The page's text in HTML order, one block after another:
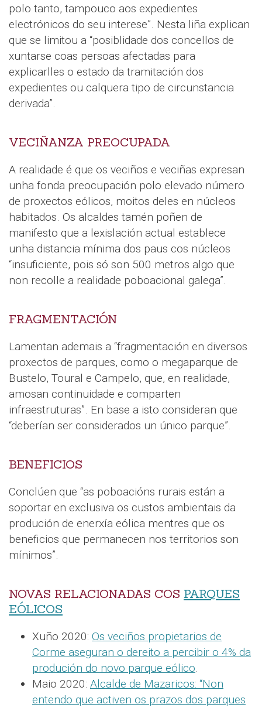
polo tanto, tampouco aos expedientes
electrónicos do seu interese”. Nesta liña explican
que se limitou a “posiblidade dos concellos de
xuntarse coas persoas afectadas para
explicarlles o estado da tramitación dos
expedientes ou calquera tipo de circunstancia
derivada”.
VECIÑANZA PREOCUPADA
A realidade é que os veciños e veciñas expresan
unha fonda preocupación polo elevado número
de proxectos eólicos, moitos deles en núcleos
habitados. Os alcaldes tamén poñen de
manifesto que a lexislación actual establece
unha distancia mínima dos paus cos núcleos
“insuficiente, pois só son 500 metros algo que
non recolle a realidade poboacional galega”.
FRAGMENTACIÓN
Lamentan ademais a “fragmentación en diversos
proxectos de parques, como o megaparque de
Bustelo, Toural e Campelo, que, en realidade,
amosan continuidade e comparten
infraestruturas”. En base a isto consideran que
“deberían ser considerados un único parque”.
BENEFICIOS
Conclúen que “as poboacións rurais están a
soportar en exclusiva os custos ambientais da
produción de enerxía eólica mentres que os
beneficios que permanecen nos territorios son
mínimos”.
NOVAS RELACIONADAS COS PARQUES
EÓLICOS
Xuño 2020: Os veciños propietarios de
Corme aseguran o dereito a percibir o 4% da
produción do novo parque eólico.
Maio 2020: Alcalde de Mazaricos: “Non
entendo que activen os prazos dos parques